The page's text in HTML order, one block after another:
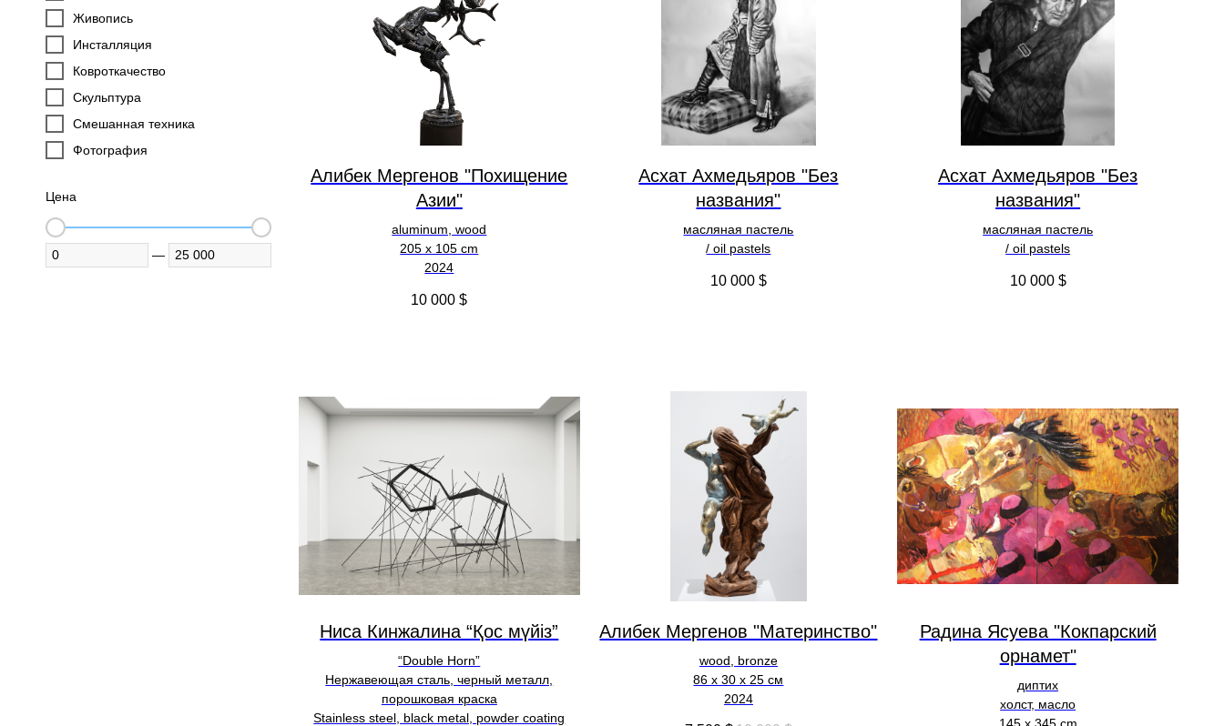
Живопись
Инсталляция
Ковроткачество
Скульптура
Смешанная техника
Фотография
Цена
—
Алибек Мергенов "Похищение
Азии"
aluminum, wood
205 х 105 cm
2024
10 000 $
Асхат Ахмедьяров "Без
названия"
масляная пастель
/ oil pastels
10 000 $
Асхат Ахмедьяров "Без
названия"
масляная пастель
/ oil pastels
10 000 $
Ниса Кинжалина “Қос мүйіз”
“Double Horn”
Нержавеющая сталь, черный металл,
порошковая краска
Stainless steel, black metal, powder coating
Алибек Мергенов "Материнство"
wood, bronze
86 х 30 х 25 см
2024
Радина Ясуева "Кокпарский
орнамет"
диптих
холст, масло